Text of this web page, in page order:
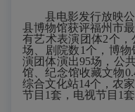
县电影发行放映
县博物馆获评福州市最
有艺术表演团体2个，
场、剧院数1个，博物
演团体演出95场，公
馆、纪念馆收藏文物
综合文化站14个，农
节目1套，电视节目1套